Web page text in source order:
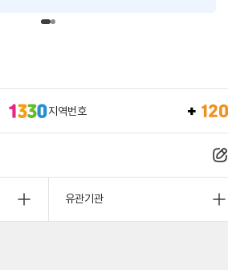
지역번호
유관기관